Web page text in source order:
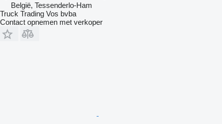
België, Tessenderlo-Ham
Truck Trading Vos bvba
Contact opnemen met verkoper